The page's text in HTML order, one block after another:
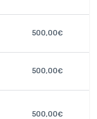
500,00€
500,00€
500,00€